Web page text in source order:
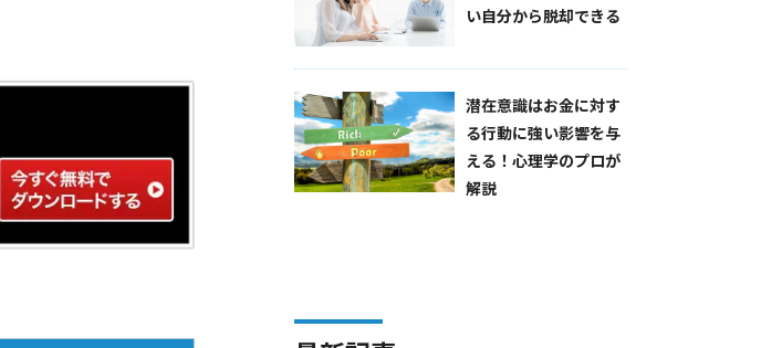
い自分から脱却できる
潜在意識はお金に対す
る行動に強い影響を与
える！心理学のプロが
解説